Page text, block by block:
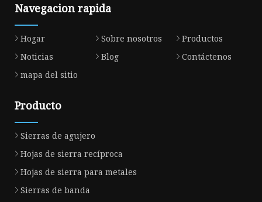
Navegacion rapida
Hogar Sobre nosotros
Productos
Noticias
Blog
Contáctenos
mapa del sitio
Producto
Sierras de agujero
Hojas de sierra recíproca
Hojas de sierra para metales
Sierras de banda